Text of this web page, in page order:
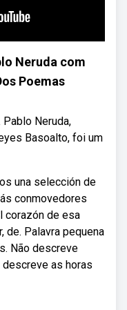
Neruda com
Poemas
Neruda,
Basoalto, foi um
una selección de
conmovedores
corazón de esa
de. Palavra pequena
Não descreve
as horas